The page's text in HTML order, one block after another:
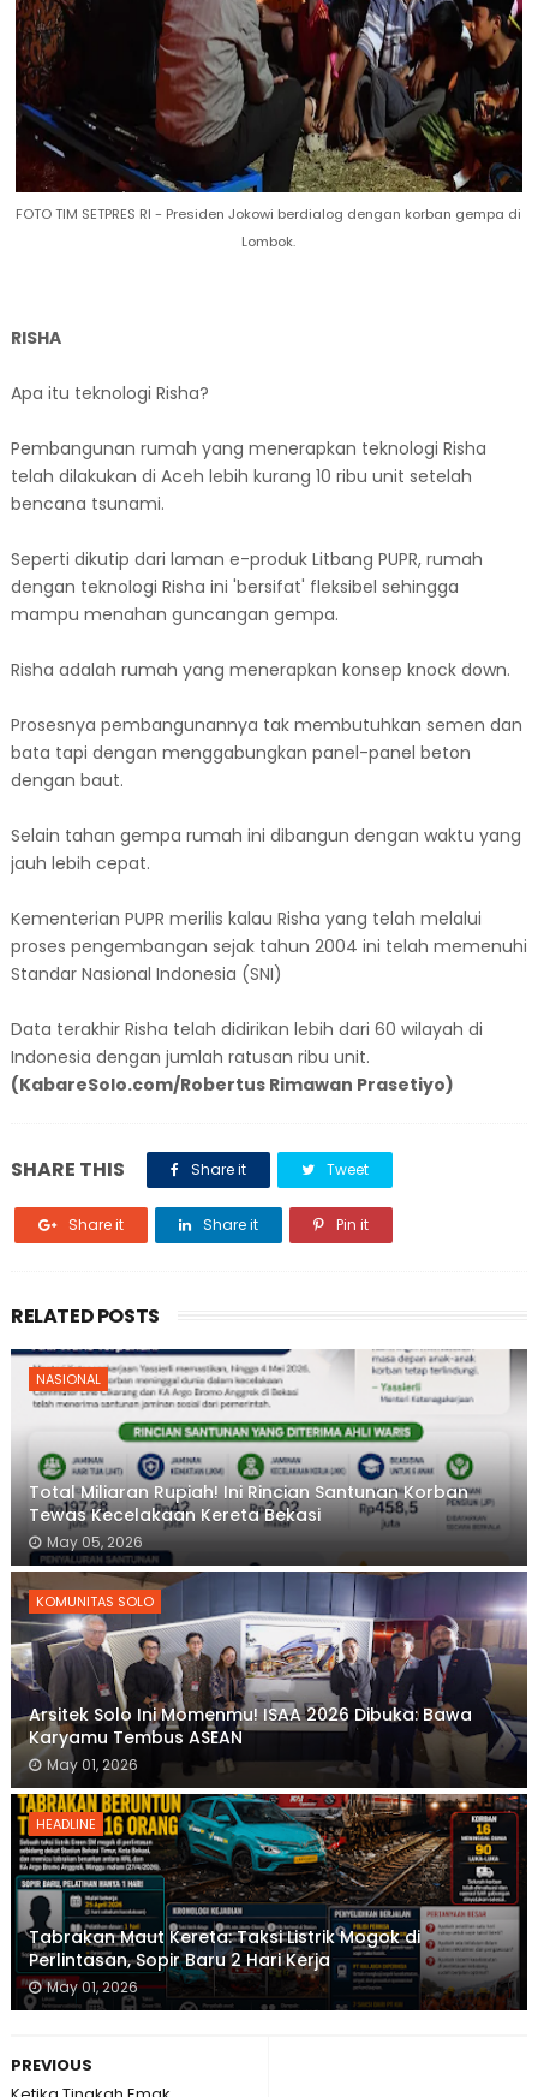
FOTO TIM SETPRES RI - Presiden Jokowi berdialog dengan korban gempa di
Lombok.
RISHA
Apa itu teknologi Risha?
Pembangunan rumah yang menerapkan teknologi Risha
telah dilakukan di Aceh lebih kurang 10 ribu unit setelah
bencana tsunami.
Seperti dikutip dari laman e-produk Litbang PUPR, rumah
dengan teknologi Risha ini 'bersifat' fleksibel sehingga
mampu menahan guncangan gempa.
Risha adalah rumah yang menerapkan konsep knock down.
Prosesnya pembangunannya tak membutuhkan semen dan
bata tapi dengan menggabungkan panel-panel beton
dengan baut.
Selain tahan gempa rumah ini dibangun dengan waktu yang
jauh lebih cepat.
Kementerian PUPR merilis kalau Risha yang telah melalui
proses pengembangan sejak tahun 2004 ini telah memenuhi
Standar Nasional Indonesia (SNI)
Data terakhir Risha telah didirikan lebih dari 60 wilayah di
Indonesia dengan jumlah ratusan ribu unit.
(KabareSolo.com/Robertus Rimawan Prasetiyo)
SHARE THIS Share it Tweet
Share it Share it Pin it
RELATED POSTS
NASIONAL
Total Miliaran Rupiah! Ini Rincian Santunan Korban
Tewas Kecelakaan Kereta Bekasi
May 05, 2026
KOMUNITAS SOLO
Arsitek Solo Ini Momenmu! ISAA 2026 Dibuka: Bawa
Karyamu Tembus ASEAN
May 01, 2026
HEADLINE
Tabrakan Maut Kereta: Taksi Listrik Mogok di
Perlintasan, Sopir Baru 2 Hari Kerja
May 01, 2026
PREVIOUS